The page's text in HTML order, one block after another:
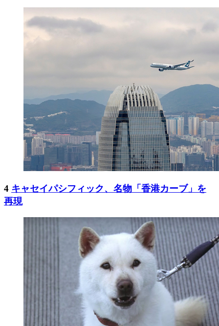
4 キャセイパシフィック、名物「香港カーブ」を
再現